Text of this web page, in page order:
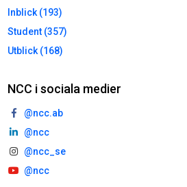
Inblick (193)
Student (357)
Utblick (168)
NCC i sociala medier
@ncc.ab
@ncc
@ncc_se
@ncc